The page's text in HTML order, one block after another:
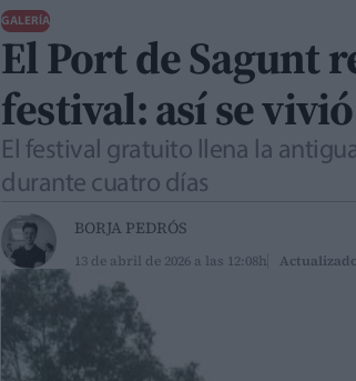
GALERÍA
El Port de Sagunt
festival: así se vivió
El festival gratuito llena la
durante cuatro días
BORJA PEDRÓS
13 de abril de 2026 a las 12:08h